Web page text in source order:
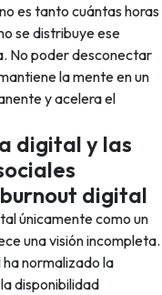
es tanto cuántas horas
se distribuye ese
No poder desconectar
la mente en un
y acelera el
digital y las
digital
únicamente como un
una visión incompleta.
normalizado la
disponibilidad